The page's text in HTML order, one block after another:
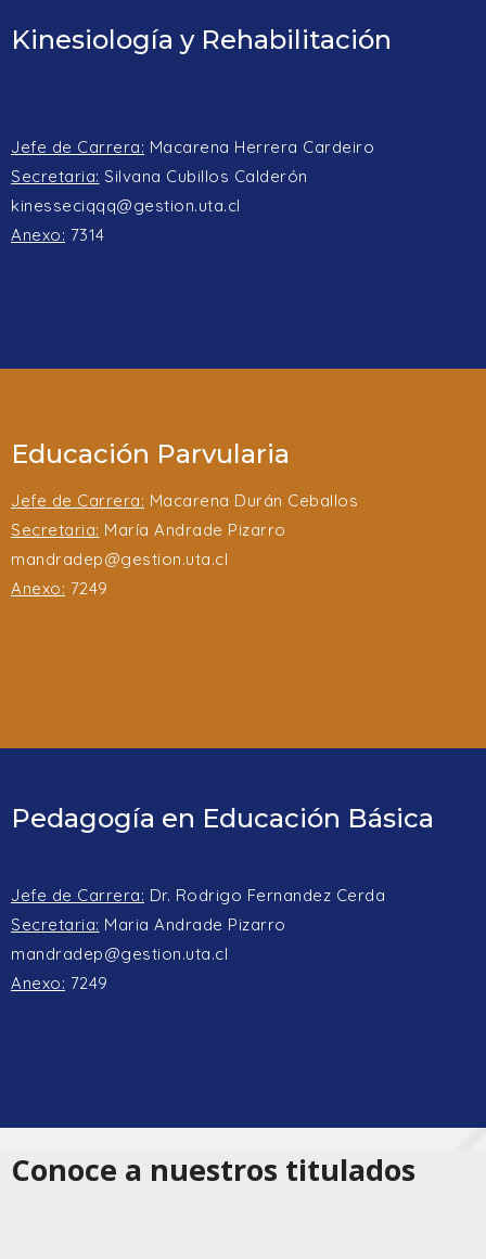
Kinesiología y Rehabilitación
Jefe de Carrera: Macarena Herrera Cardeiro
Secretaria: Silvana Cubillos Calderón
kinesseciqqq@gestion.uta.cl
Anexo: 7314
Educación Parvularia
Jefe de Carrera: Macarena Durán Ceballos
Secretaria: María Andrade Pizarro
mandradep@gestion.uta.cl
Anexo: 7249
Pedagogía en Educación Básica
Jefe de Carrera: Dr. Rodrigo Fernandez Cerda
Secretaria: Maria Andrade Pizarro
mandradep@gestion.uta.cl
Anexo: 7249
Conoce a nuestros titulados